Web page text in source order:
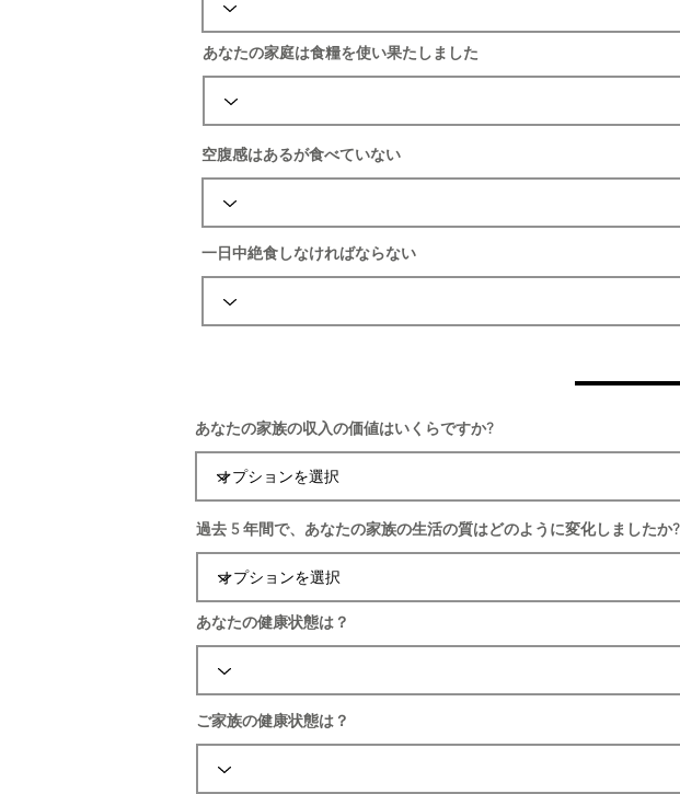
あなたの家庭は食糧を使い果たしました
空腹感はあるが食べていない
一日中絶食しなければならない
あなたの家族の収入の価値はいくらですか?
過去 5 年間で、あなたの家族の生活の質はどのように変化しましたか?
あなたの健康状態は？
ご家族の健康状態は？